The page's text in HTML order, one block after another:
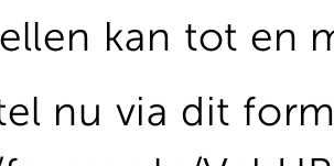
kan tot en
nu via dit